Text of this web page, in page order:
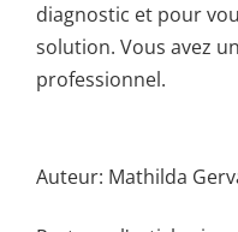
diagnostic et pour
solution. Vous avez
professionnel.
Auteur: Mathilda